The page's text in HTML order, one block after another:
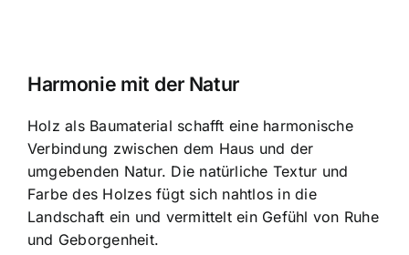
Harmonie mit der Natur
Holz als Baumaterial schafft eine harmonische
Verbindung zwischen dem Haus und der
umgebenden Natur. Die natürliche Textur und
Farbe des Holzes fügt sich nahtlos in die
Landschaft ein und vermittelt ein Gefühl von Ruhe
und Geborgenheit.